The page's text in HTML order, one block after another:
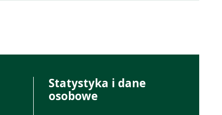
Statystyka i dane
osobowe